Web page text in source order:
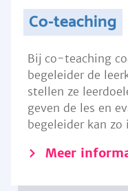
Co-teaching
Bij co-teaching
begeleider de
stellen ze
geven de les en
begeleider kan
Meer